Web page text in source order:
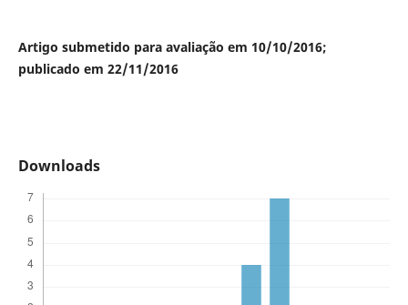
Artigo submetido para avaliação em 10/10/2016;
publicado em 22/11/2016
Downloads